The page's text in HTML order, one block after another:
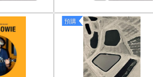
預購